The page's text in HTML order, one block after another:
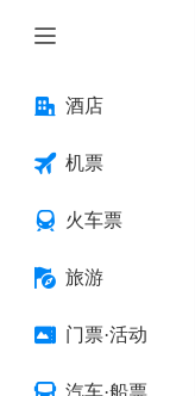
酒店
机票
火车票
旅游
门票·活动
汽车·船票